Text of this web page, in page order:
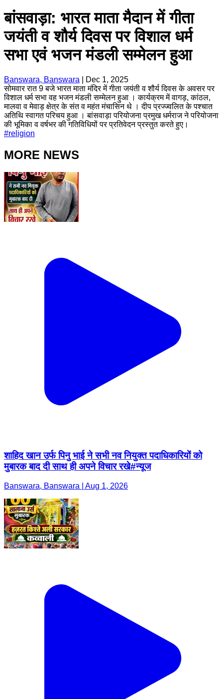
बांसवाड़ा: भारत माता मैदान में गीता
जयंती व शौर्य दिवस पर विशाल धर्म
सभा एवं भजन मंडली सम्मेलन हुआ
Banswara, Banswara
Dec 1, 2025
सोमवार रात 9 बजे भारत माता मंदिर में गीता जयंती व शौर्य दिवस के अवसर पर
विशाल धर्म सभा वह भजन मंडली सम्मेलन हुआ । कार्यक्रम में वागड़, कांठल,
मालवा व मेवाड़ क्षेत्र के संत व महंत मंचासिन थे । दीप प्रज्ज्वलित के पश्चात
अतिथि स्वागत परिचय हुआ । बांसवाड़ा परियोजना प्रमुख धर्मराज ने परियोजना
की भूमिका व वर्षभर की गतिविधियों पर प्रतिवेदन प्रस्तुत करते हुए।
#religion
MORE NEWS
शाहिद खान उर्फ पिनु भाई ने सभी नव नियुक्त पदाधिकारियों को
मुबारक बाद दी साथ ही अपने विचार रखे#न्यूज
Banswara, Banswara | Aug 1, 2026